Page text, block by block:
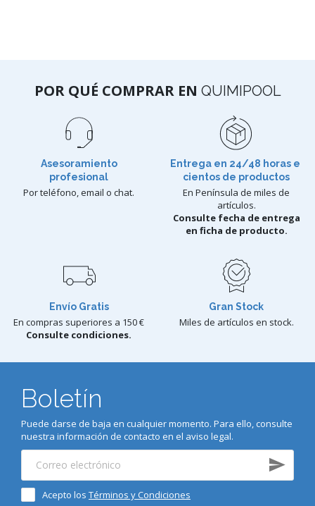
POR QUÉ COMPRAR EN QUIMIPOOL
Asesoramiento
profesional
Por teléfono, email o chat.
Entrega en 24/48 horas e
cientos de productos
En Península de miles de
artículos.
Consulte fecha de entrega
en ficha de producto.
Envío Gratis
En compras superiores a 150 €
Consulte condiciones.
Gran Stock
Miles de artículos en stock.
Boletín
Puede darse de baja en cualquier momento. Para ello, consulte
nuestra información de contacto en el aviso legal.
Acepto los Términos y Condiciones